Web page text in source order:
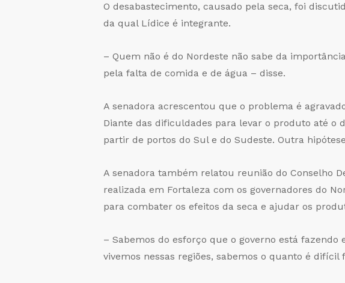
O desabastecimento, causado pela seca, foi
da qual Lídice é integrante.
– Quem não é do Nordeste não sabe da
pela falta de comida e de água – disse.
A senadora acrescentou que o problema é
Diante das dificuldades para levar o produto até o
partir de portos do Sul e do Sudeste. Outra
A senadora também relatou reunião do Conselho
realizada em Fortaleza com os governadores do
para combater os efeitos da seca e ajudar os
– Sabemos do esforço que o governo está
vivemos nessas regiões, sabemos o quanto é